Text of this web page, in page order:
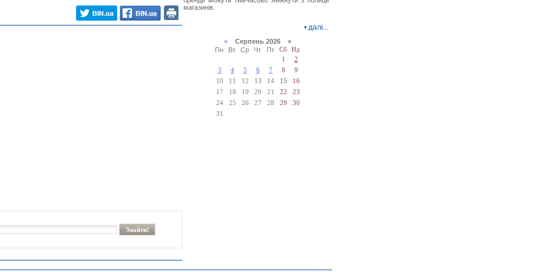
магазинів.
• далі...
«Серпень 2026 »
Пн
Вт Ср Чт Пт Сб
Нд
1
2
3
4 5 6 7 8
9
10
11 12 13 14 15
16
17
18 19 20 21 22
23
24
25 26 27 28 29
30
31